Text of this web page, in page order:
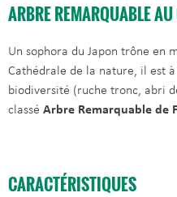
ARBRE REMARQUABLE
Un sophora du Japon trône en
Cathédrale de la nature, il est
biodiversité (ruche tronc, abri
classé Arbre Remarquable de
CARACTÉRISTIQUES